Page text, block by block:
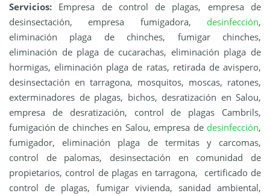
Servicios: Empresa de control de plagas, empresa de
desinsectación, empresa fumigadora, desinfección,
eliminación plaga de chinches, fumigar chinches,
eliminación de plaga de cucarachas, eliminación plaga de
hormigas, eliminación plaga de ratas, retirada de avispero,
desinsectación en tarragona, mosquitos, moscas, ratones,
exterminadores de plagas, bichos, desratización en Salou,
empresa de desratización, control de plagas Cambrils,
fumigación de chinches en Salou, empresa de desinfección,
fumigador, eliminación plaga de termitas y carcomas,
control de palomas, desinsectación en comunidad de
propietarios, control de plagas en tarragona, certificado de
control de plagas, fumigar vivienda, sanidad ambiental,